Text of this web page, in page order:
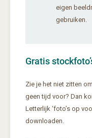
eigen
gebruiken.
Gratis
Zie je het niet zitten
geen tijd voor? Dan
Letterlijk ‘foto’s op
downloaden.